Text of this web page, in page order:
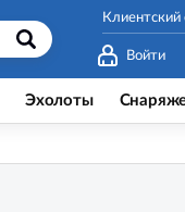
Войти
Клиентский
Эхолоты